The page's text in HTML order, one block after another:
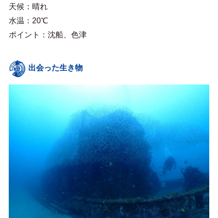
天候：晴れ
水温：20℃
ポイント：沈船、色津
出会った生き物